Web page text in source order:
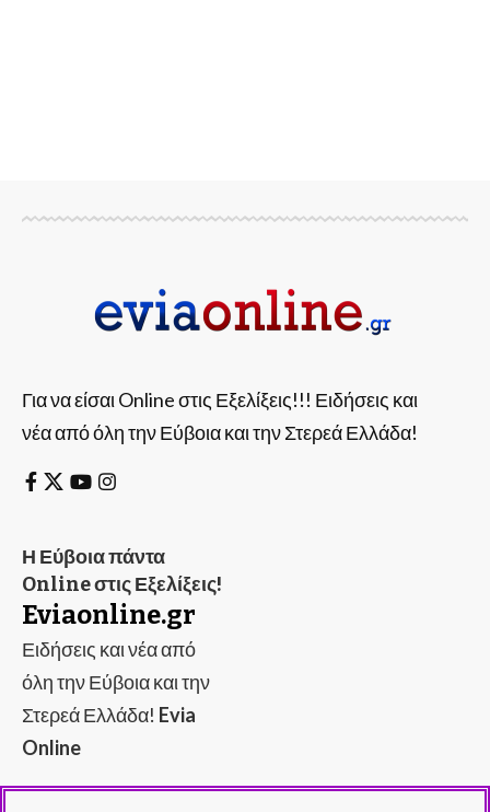
Για να είσαι Online στις Εξελίξεις!!! Ειδήσεις και
νέα από όλη την Εύβοια και την Στερεά Ελλάδα!
Η Εύβοια πάντα
Online στις Εξελίξεις!
Eviaonline.gr
Ειδήσεις και νέα από
όλη την Εύβοια και την
Στερεά Ελλάδα! Evia
Online